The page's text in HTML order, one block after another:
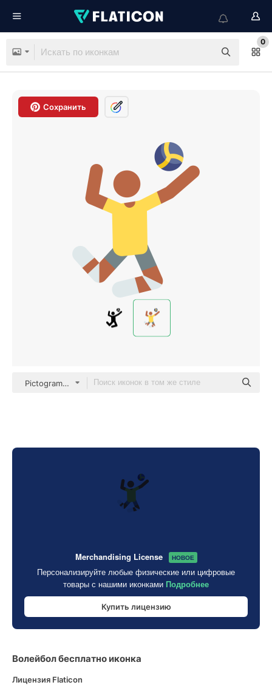
0
Сохранить
Pictograms Colour
Merchandising License НОВОЕ
Персонализируйте любые физические или цифровые
товары с нашими иконками Подробнее
Купить лицензию
Волейбол бесплатно иконка
Лицензия Flaticon